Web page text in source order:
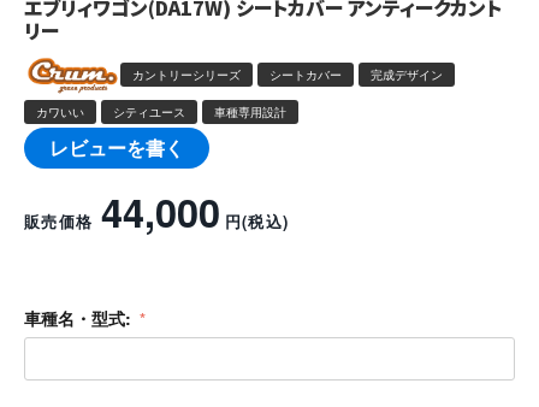
エブリィワゴン(DA17W) シートカバー アンティークカント
リー
カントリーシリーズ シートカバー 完成デザイン
カワいい シティユース 車種専用設計
レビューを書く
販売価格 44,000 円(税込)
車種名・型式: